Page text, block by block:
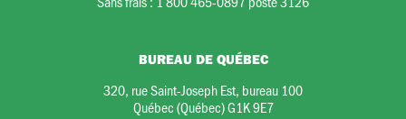
BUREAU DE QUÉBEC
320, rue Saint-Joseph Est, bureau 100
Québec (Québec) G1K 9E7